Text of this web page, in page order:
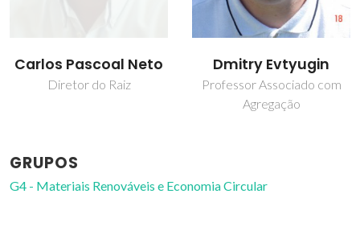
Carlos Pascoal Neto
Diretor do Raiz
Dmitry Evtyugin
Professor Associado com
Agregação
GRUPOS
G4 - Materiais Renováveis e Economia Circular